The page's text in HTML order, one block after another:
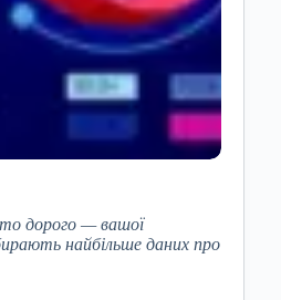
дорого — вашої
найбільше даних про